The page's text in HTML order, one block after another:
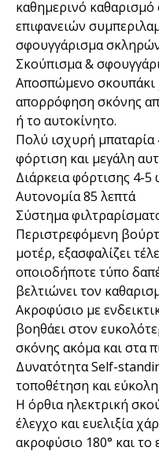
καθημερινό
επιφανειών
σφουγγάρισμα
Σκούπισμα &
Αποσπώμενο σκουπάκι
απορρόφηση σκόνης
ή το αυτοκίνητο.
Πολύ ισχυρή
φόρτιση και μεγάλη
Διάρκεια φόρτισης 4-5
Αυτονομία 85 λεπτά
Σύστημα
Περιστρεφόμενη
μοτέρ, εξασφαλίζει
οποιοδήποτε τύπο
βελτιώνει τον
Ακροφύσιο με
βοηθάει στον
σκόνης ακόμα και στα
Δυνατότητα Self-
τοποθέτηση και
Η όρθια ηλεκτρική
έλεγχο και ευελιξία
ακροφύσιο 180° και